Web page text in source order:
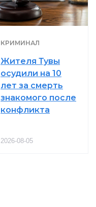
КРИМИНАЛ
Жителя Тувы
осудили на 10
лет за смерть
знакомого после
конфликта
2026-08-05